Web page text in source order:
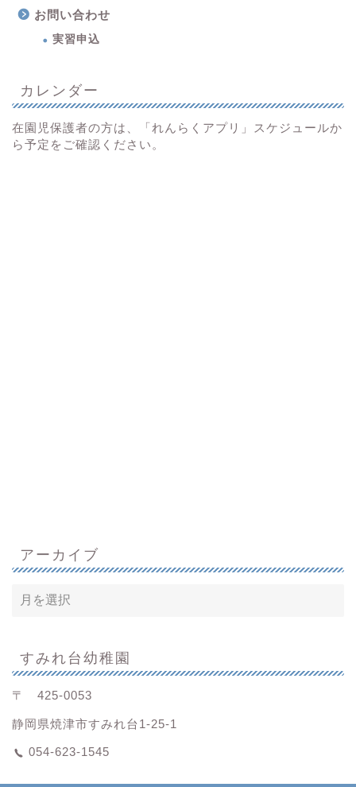
お問い合わせ
実習申込
カレンダー
在園児保護者の方は、「れんらくアプリ」スケジュールか
ら予定をご確認ください。
アーカイブ
すみれ台幼稚園
〒 425-0053
静岡県焼津市すみれ台1-25-1
054-623-1545